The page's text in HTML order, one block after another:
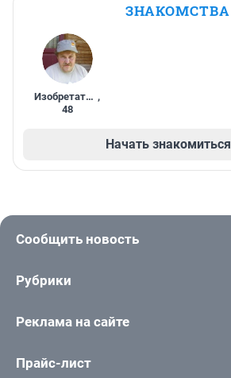
ЗНАКОМСТВА
Изобретатель ,
48
Начать знакомиться
Сообщить новость
Рубрики
Реклама на сайте
Прайс-лист